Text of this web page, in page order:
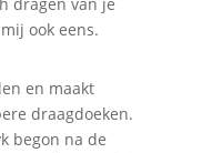
ook eens.
en maakt
draagdoeken.
begon na de